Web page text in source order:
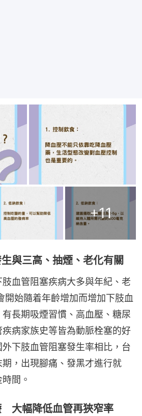
+11
與三高、抽煙、老化有關
血管阻塞疾病大多與年紀、老
開始隨着年齡增加而增加下肢血
長期吸煙習慣、高血壓、糖尿
病家族史等皆為動脈栓塞的好
下肢血管阻塞發生率相比，台
，出現腳痛、發黑才進行就
間。
大幅降低血管再狹窄率